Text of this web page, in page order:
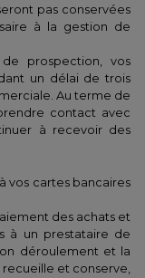
pas conservées
à la gestion de
prospection, vos
un délai de trois
Au terme de
contact avec
à recevoir des
vos cartes bancaires
des achats et
à un prestataire de
déroulement et la
recueille et conserve,